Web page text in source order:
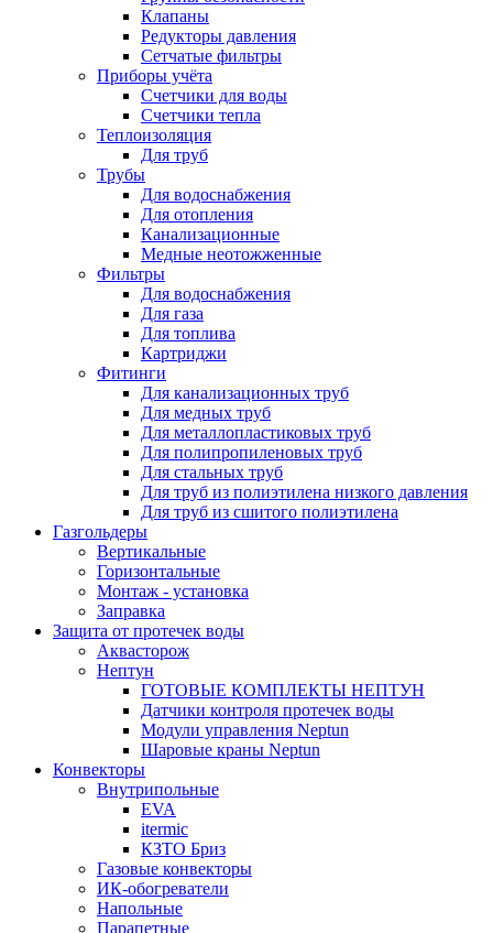
Клапаны
Редукторы давления
Сетчатые фильтры
Приборы учёта
Счетчики для воды
Счетчики тепла
Теплоизоляция
Для труб
Трубы
Для водоснабжения
Для отопления
Канализационные
Медные неотожженные
Фильтры
Для водоснабжения
Для газа
Для топлива
Картриджи
Фитинги
Для канализационных труб
Для медных труб
Для металлопластиковых труб
Для полипропиленовых труб
Для стальных труб
Для труб из полиэтилена низкого давления
Для труб из сшитого полиэтилена
Газгольдеры
Вертикальные
Горизонтальные
Монтаж - установка
Заправка
Защита от протечек воды
Аквасторож
Нептун
ГОТОВЫЕ КОМПЛЕКТЫ НЕПТУН
Датчики контроля протечек воды
Модули управления Neptun
Шаровые краны Neptun
Конвекторы
Внутрипольные
EVA
itermic
КЗТО Бриз
Газовые конвекторы
ИК-обогреватели
Напольные
Парапетные